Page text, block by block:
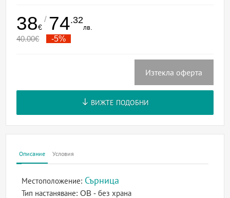
38€
/ 74.32
лв.
40.00€ -5%
Изтекла оферта
ВИЖТЕ ПОДОБНИ
Описание Условия
Местоположение: Сърница
Тип настаняване:OB - без храна